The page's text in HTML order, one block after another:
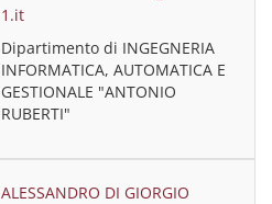
1.it
Dipartimento di INGEGNERIA
INFORMATICA, AUTOMATICA E
GESTIONALE "ANTONIO
RUBERTI"
ALESSANDRO DI GIORGIO